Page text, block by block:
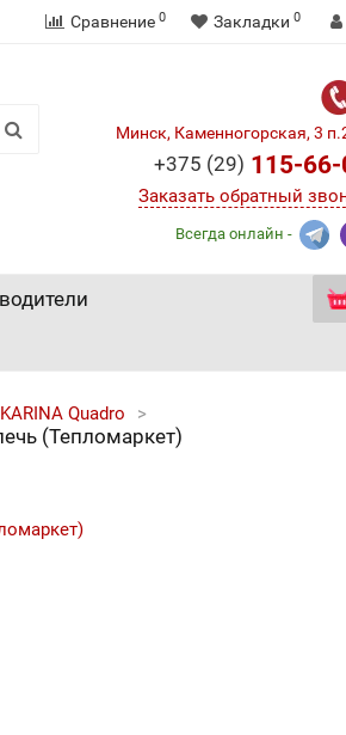
Сравнение 0 Закладки 0
Минск, Каменногорская, 3
+375 (29) 115-66-
Заказать обратный
Всегда онлайн -
KARINA Quadro
(Тепломаркет)